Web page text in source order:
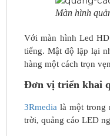
Màn hình
Với màn hình Led
tiếng. Mật độ lặp lại
hàng một cách trọn
Đơn vị triển khai
3Rmedia là một trong
trời, quảng cáo LED